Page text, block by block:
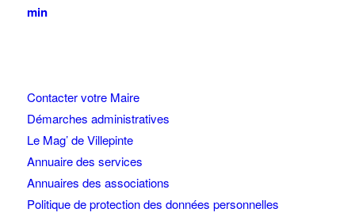
min
Contacter votre Maire
Démarches administratives
Le Mag’ de Villepinte
Annuaire des services
Annuaires des associations
Politique de protection des données personnelles